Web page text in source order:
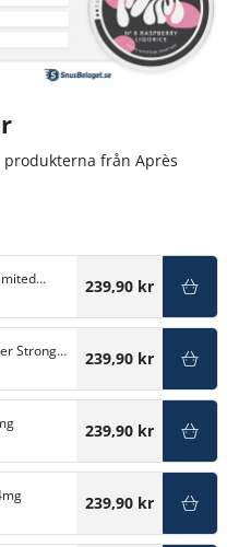
från Après
239,90 kr
Strong
239,90 kr
239,90 kr
239,90 kr